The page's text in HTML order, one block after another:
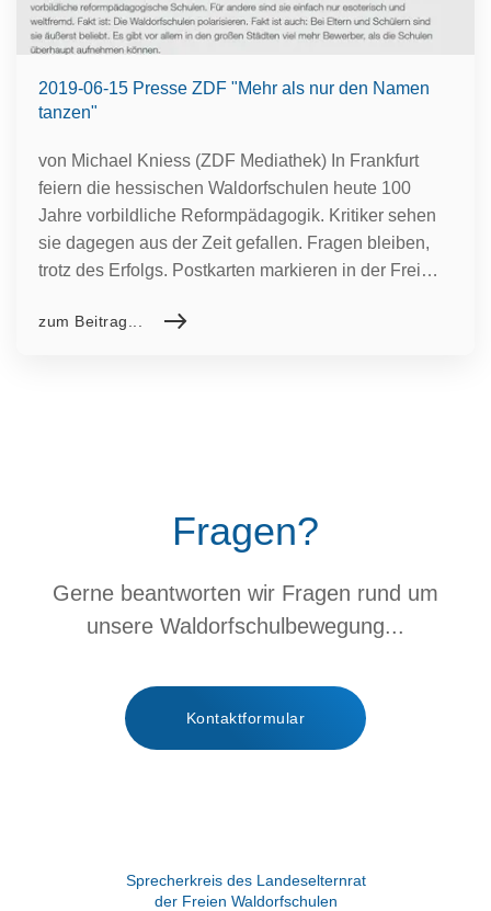
2019-06-15 Presse ZDF "Mehr als nur den Namen
tanzen"
von Michael Kniess (ZDF Mediathek) In Frankfurt
feiern die hessischen Waldorfschulen heute 100
Jahre vorbildliche Reformpädagogik. Kritiker sehen
sie dagegen aus der Zeit gefallen. Fragen bleiben,
trotz des Erfolgs. Postkarten markieren in der Frei…
zum Beitrag...
Fragen?
Gerne beantworten wir Fragen rund um
unsere Waldorfschulbewegung...
Kontaktformular
Sprecherkreis des Landeselternrat
der Freien Waldorfschulen